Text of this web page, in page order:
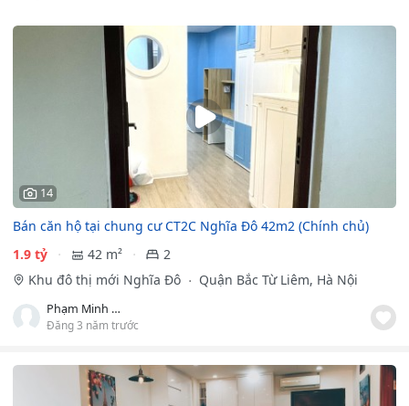
14
Bán căn hộ tại chung cư CT2C Nghĩa Đô 42m2 (Chính chủ)
1.9 tỷ
42 m²
2
Khu đô thị mới Nghĩa Đô
Quận Bắc Từ Liêm, Hà Nội
Phạm Minh Ngọc
Đăng 3 năm trước